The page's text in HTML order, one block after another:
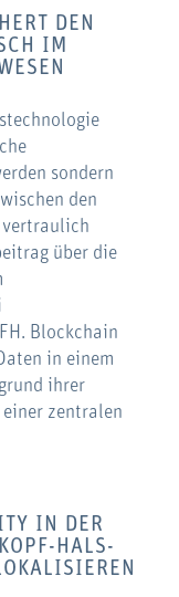
DEN
IM
sondern
den
vertraulich
über die
Blockchain
in einem
ihrer
zentralen
IN DER
HALS-